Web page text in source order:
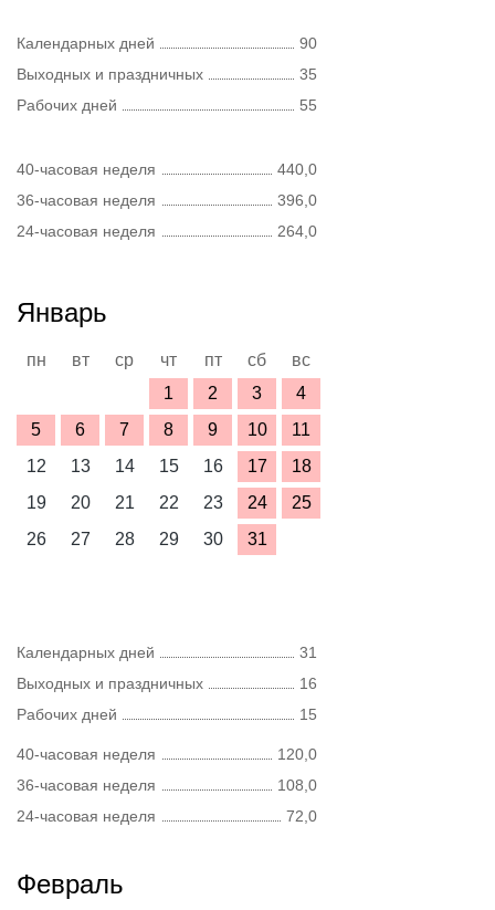
Календарных дней
90
Выходных и праздничных
35
Рабочих дней
55
40-часовая неделя
440,0
36-часовая неделя
396,0
24-часовая неделя
264,0
Январь
пн вт ср чт пт сб
вс
1
2 3
4
5
6 7 8 9 10
11
12
13 14 15 16 17
18
19
20 21 22 23 24
25
26
27 28 29 30 31
Календарных дней
31
Выходных и праздничных
16
Рабочих дней
15
40-часовая неделя
120,0
36-часовая неделя
108,0
24-часовая неделя
72,0
Февраль